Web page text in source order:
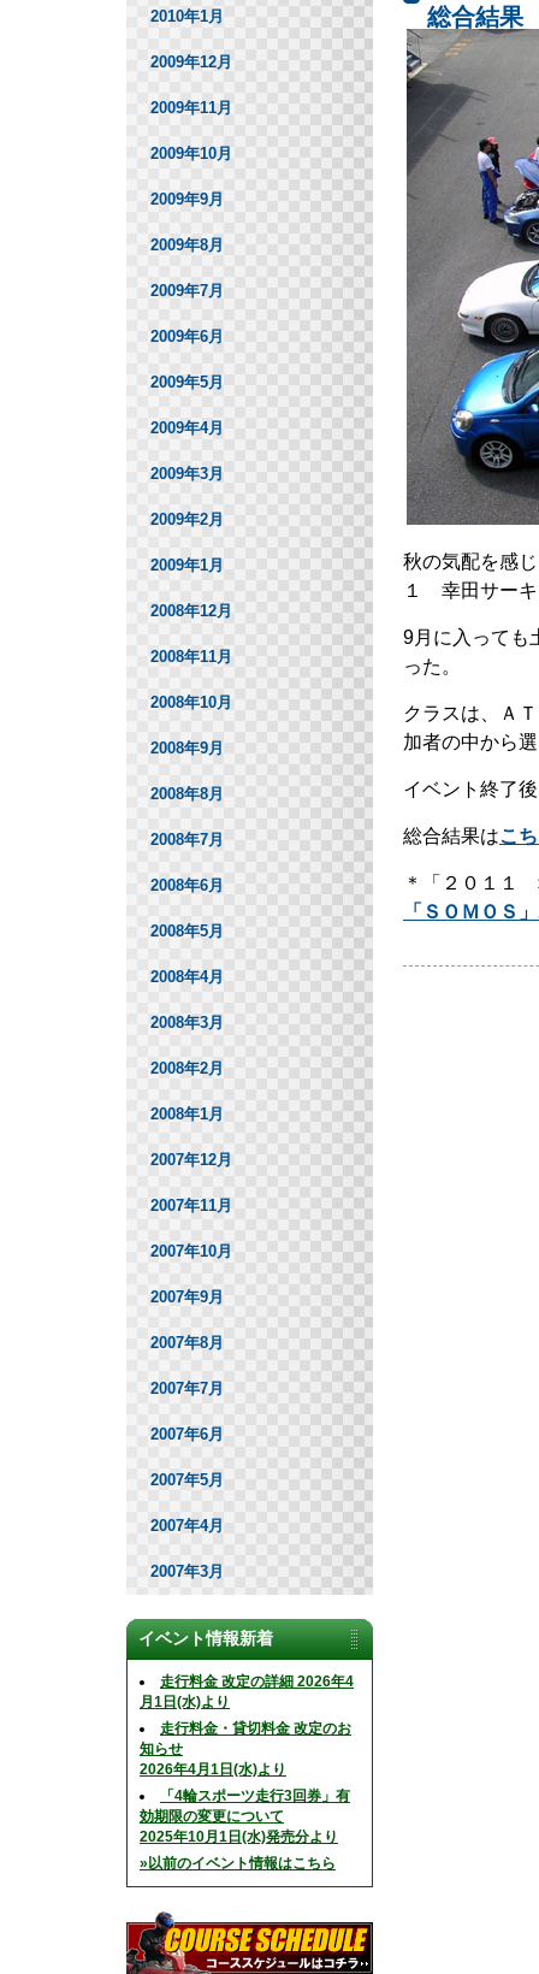
総合結果
秋の気配を感
１ 幸田サー
9月に入っても
った。
クラスは、Ａ
加者の中から
イベント終了
総合結果はこ
＊「２０１１
「ＳＯＭＯＳ
2010年1月
2009年12月
2009年11月
2009年10月
2009年9月
2009年8月
2009年7月
2009年6月
2009年5月
2009年4月
2009年3月
2009年2月
2009年1月
2008年12月
2008年11月
2008年10月
2008年9月
2008年8月
2008年7月
2008年6月
2008年5月
2008年4月
2008年3月
2008年2月
2008年1月
2007年12月
2007年11月
2007年10月
2007年9月
2007年8月
2007年7月
2007年6月
2007年5月
2007年4月
2007年3月
イベント情報新着
走行料金 改定の詳細 2026年4
月1日(水)より
走行料金・貸切料金 改定のお
知らせ
2026年4月1日(水)より
「4輪スポーツ走行3回券」有
効期限の変更について
2025年10月1日(水)発売分より
»以前のイベント情報はこちら